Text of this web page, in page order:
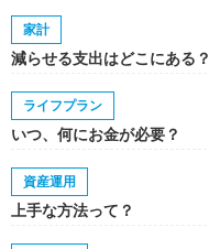
家計
減らせる支出はどこにある？
ライフプラン
いつ、何にお金が必要？
資産運用
上手な方法って？